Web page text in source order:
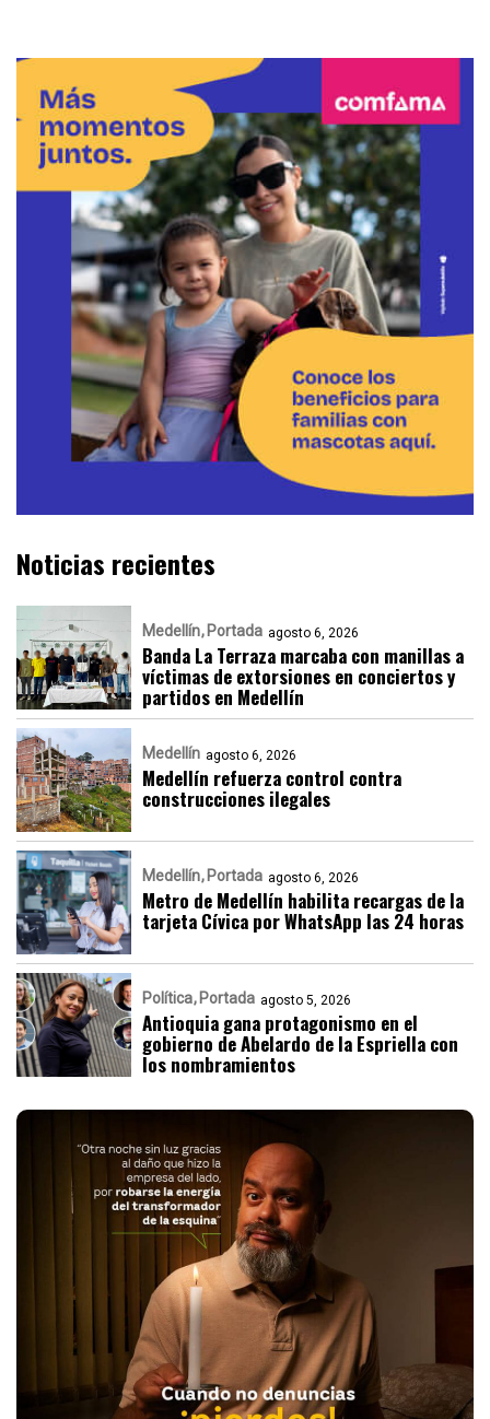
Noticias recientes
Medellín Portada agosto 6, 2026
Banda La Terraza marcaba con manillas a
víctimas de extorsiones en conciertos y
partidos en Medellín
Medellín agosto 6, 2026
Medellín refuerza control contra
construcciones ilegales
Medellín Portada agosto 6, 2026
Metro de Medellín habilita recargas de la
tarjeta Cívica por WhatsApp las 24 horas
Política Portada agosto 5, 2026
Antioquia gana protagonismo en el
gobierno de Abelardo de la Espriella con
los nombramientos